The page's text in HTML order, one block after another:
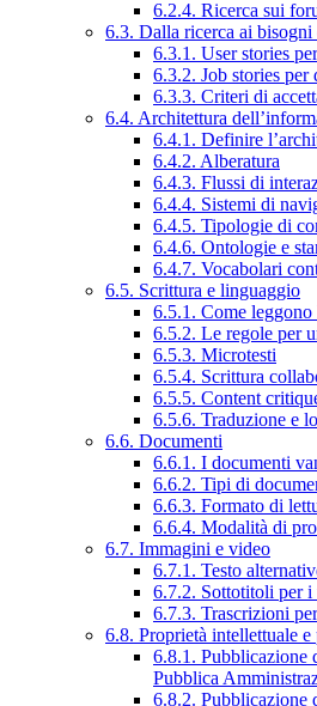
6.2.4. Ricerca sui
6.3. Dalla ricerca ai bisogni
6.3.1. User stories
6.3.2. Job stories
6.3.3. Criteri di
6.4. Architettura
6.4.1. Definire
6.4.2. Alberatura
6.4.3. Flussi di
6.4.4. Sistemi di
6.4.5. Tipologie di
6.4.6. Ontologie e
6.4.7. Vocabolari
6.5. Scrittura e linguaggio
6.5.1. Come
6.5.2. Le regole per
6.5.3. Microtesti
6.5.4. Scrittura
6.5.5. Content
6.5.6. Traduzione e
6.6. Documenti
6.6.1. I documenti
6.6.2. Tipi di
6.6.3. Formato di
6.6.4. Modalità di
6.7. Immagini e video
6.7.1. Testo
6.7.2. Sottotitoli per i
6.7.3. Trascrizioni
6.8. Proprietà intellettuale
6.8.1. Pubblicazione
Pubblica
6.8.2. Pubblicazione